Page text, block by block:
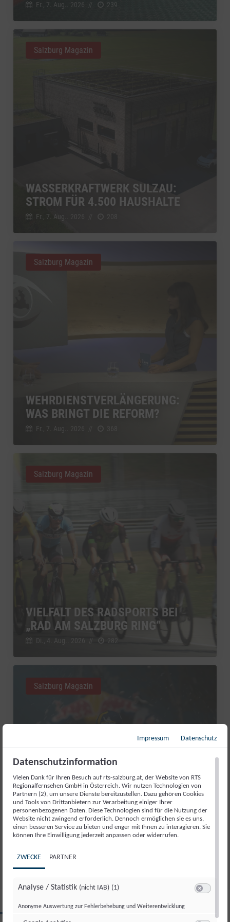
Fr., 7. Aug.. 2026 // 239
WASSERKRAFTWERK SULZAU:
STROM FÜR 4.500 HAUSHALTE
Fr., 7. Aug.. 2026
Salzburg Magazin
WEHRDIENSTVERLÄNGERUNG:
WAS BRINGT DIE REFORM?
Fr., 7. Aug.. 2026
Salzburg Magazin
VIELFALT DES RADSPORTS BEI
„RAD AM SALZBURG RING“
Di., 4. Aug.. 2026 // 282
Salzburg Magazin
RED BULL ROMANIACS: MANUEL
LETTENBICHLER FEIERT 7.
GESAMTSIEG
Salzburg Magazin
CLIPS AUS DIESER REGION
Impressum Datenschutz
Datenschutzinformation
Vielen Dank für Ihren Besuch auf rts-salzburg.at, der Website von RTS
Regionalfernsehen GmbH in Österreich. Wir nutzen Technologien von
Partnern (2), um unsere Dienste bereitzustellen. Dazu gehören Cookies
und Tools von Drittanbietern zur Verarbeitung einiger Ihrer
personenbezogenen Daten. Diese Technologien sind für die Nutzung der
Website nicht zwingend erforderlich. Dennoch ermöglichen sie es uns,
einen besseren Service zu bieten und enger mit Ihnen zu interagieren. Sie
können Ihre Einwilligung jederzeit anpassen oder widerrufen.
ZWECKE PARTNER
Analyse / Statistik (nicht IAB) (1)
Anonyme Auswertung zur Fehlerbehebung und Weiterentwicklung